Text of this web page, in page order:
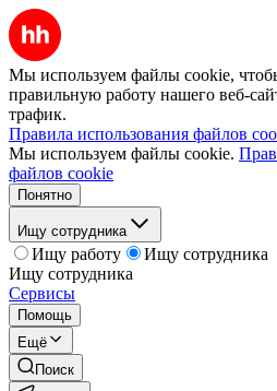
Мы используем файлы cookie,
правильную работу нашего веб-
трафик.
Правила использования файлов
Мы используем файлы cookie.
файлов cookie
Понятно
Ищу сотрудника
Ищу работу
Ищу сотрудника
Ищу сотрудника
Сервисы
Помощь
Ещё
Поиск